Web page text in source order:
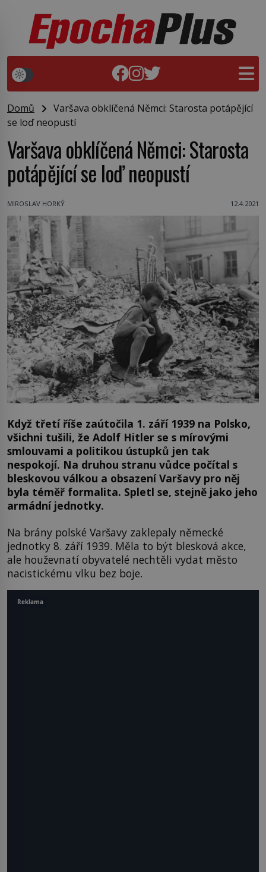
Domů
Varšava obklíčená Němci: Starosta potápějící
se loď neopustí
Varšava obklíčená Němci: Starosta
potápějící se loď neopustí
MIROSLAV HORKÝ 12.4.2021
Když třetí říše zaútočila 1. září 1939 na Polsko,
všichni tušili, že Adolf Hitler se s mírovými
smlouvami a politikou ústupků jen tak
nespokojí. Na druhou stranu vůdce počítal s
bleskovou válkou a obsazení Varšavy pro něj
byla téměř formalita. Spletl se, stejně jako jeho
armádní jednotky.
Na brány polské Varšavy zaklepaly německé
jednotky 8. září 1939. Měla to být blesková akce,
ale houževnatí obyvatelé nechtěli vydat město
nacistickému vlku bez boje.
Reklama